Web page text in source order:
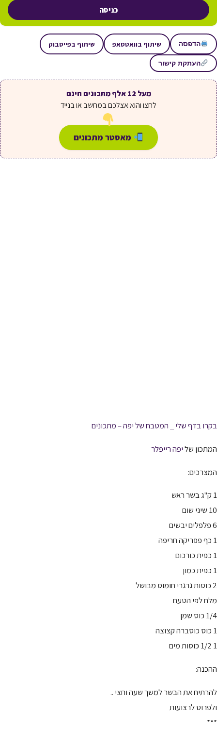
כניסה
הדפסה שיתוף בוואטסאפ שיתוף בפייסבוק
העתקת קישור
מעל 12 אלף מתכונים חינם
לחצו והוא אצלכם במחשב או בנייד
מאסטר מתכונים
בקרו בדף שלי _ המטבח של יפה – מתכונים
המתכון שליפה רייפלר
המצרכים:
1 ק"ג בשר ראש
10 שיני שום
6 פלפלים יבשים
1 כף פפריקה חריפה
1 כפית כורכום
1 כפית כמון
2 כוסות גרגרי חומוס מבושל
מלח לפי הטעם
1/4 כוס שמן
1 כוס כוסברה קצוצה
1 1/2 כוסות מים
ההכנה:
להרתיח את הבשר למשך שעה וחצי ..
ולפרוס לרצועות
***